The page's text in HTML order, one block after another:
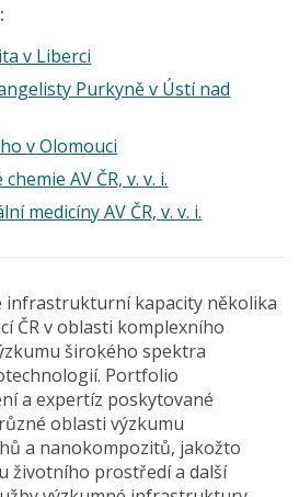
v Liberci
Purkyně v Ústí nad
v Olomouci
AV ČR, v. v. i.
medicíny AV ČR, v. v. i.
infrastrukturní kapacity několika
ČR v oblasti komplexního
širokého spektra
Portfolio
a expertíz poskytované
oblasti výzkumu
a nanokompozitů, jakožto
životního prostředí a další